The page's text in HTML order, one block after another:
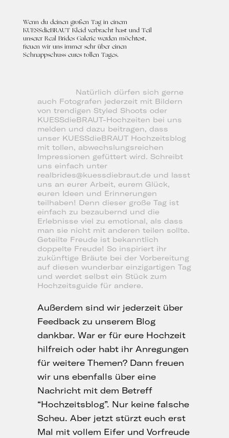
Wenn du deinen großen Tag in einem
KUESSdieBRAUT Kleid verbracht hast und Teil
unserer Real Brides Galerie werden möchtest,
freuen wir uns immer sehr über einen
Schnappschuss eures tollen Tages.
Natürlich dürfen sich gerne
auch Fotografen jederzeit mit Bildern
von trendigen Styled Shoots oder
KUESSdieBRAUT-Hochzeiten bei uns
melden und dazu beitragen, dass
unser KUESSdieBRAUT Hochzeitsblog
mit tollen, abwechslungsreichen
Impressionen gefüttert wird. Schreibt
uns einfach unter
realbrides@kuessdiebraut.de und lasst
uns an eurer Arbeit, eurem Glück,
euren Ideen und Erinnerungen
teilhaben! Denn dieser große Tag ist
einfach zu bezaubernd und die
Erlebnisse viel zu emotional, als dass
man sie nicht mit anderen teilen sollte.
Geteilte Freude ist bekanntlich
doppelte Freude! So inspiriert ihr
zukünftige Bräute bei der Vorbereitung
auf diesen wunderbar einzigartigen Tag
und werdet selbst ein Stück zum
Hochzeitsguide für andere.
Außerdem sind wir jederzeit über
Feedback zu unserem Blog
dankbar. War er für eure Hochzeit
hilfreich oder habt ihr Anregungen
für weitere Themen? Dann freuen
wir uns ebenfalls über eine
Nachricht mit dem Betreff
“Hochzeitsblog”. Nur keine falsche
Scheu. Aber jetzt stürzt euch erst
Mal mit vollem Eifer und Vorfreude